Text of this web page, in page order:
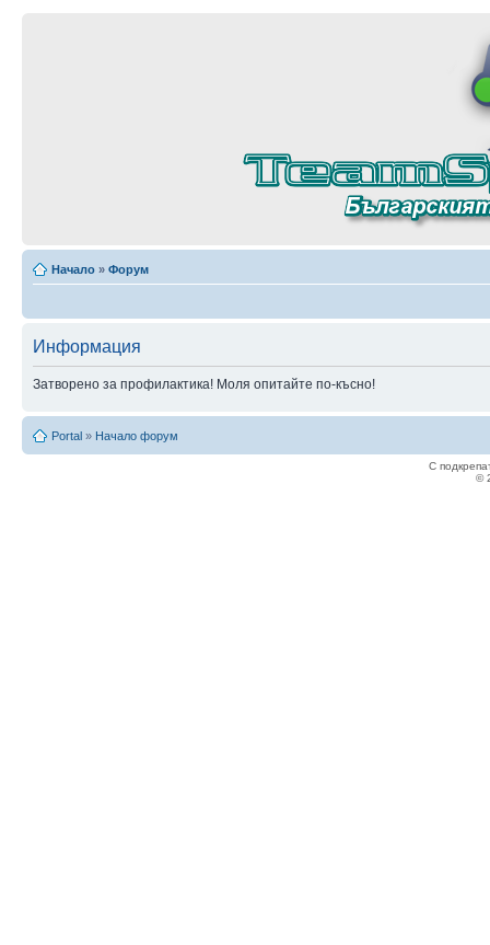
Начало » Форум
Информация
Затворено за профилактика! Моля опитайте по-късно!
Portal » Начало форум
С
©